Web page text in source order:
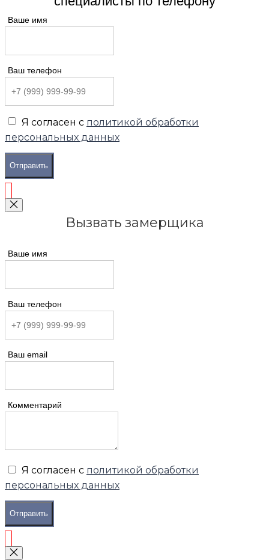
Ваше имя
Ваш телефон
Я согласен с политикой обработки
персональных данных
Отправить
Вызвать замерщика
Ваше имя
Ваш телефон
Ваш email
Комментарий
Я согласен с политикой обработки
персональных данных
Отправить